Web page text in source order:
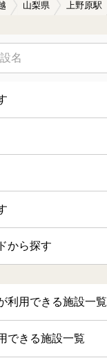
山梨県 上野原駅
から探す
利用できる施設一覧
できる施設一覧